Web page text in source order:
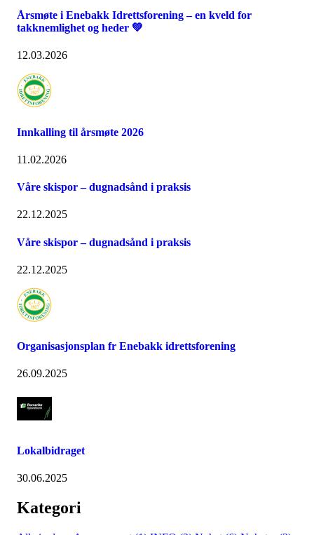
Årsmøte i Enebakk Idrettsforening – en kveld for
takknemlighet og heder 💚
12.03.2026
Innkalling til årsmøte 2026
11.02.2026
Våre skispor – dugnadsånd i praksis
22.12.2025
Våre skispor – dugnadsånd i praksis
22.12.2025
Organisasjonsplan fr Enebakk idrettsforening
26.09.2025
Lokalbidraget
30.06.2025
Kategori